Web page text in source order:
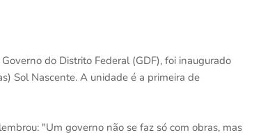
do Distrito Federal (GDF), foi inaugurado
Sol Nascente. A unidade é a primeira de
"Um governo não se faz só com obras, mas